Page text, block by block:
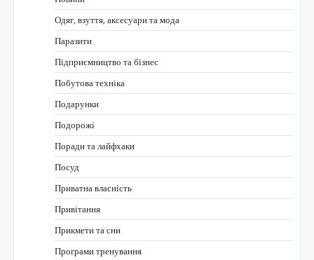
Одяг, взуття, аксесуари та мода
Паразити
Підприємництво та бізнес
Побутова техніка
Подарунки
Подорожі
Поради та лайфхаки
Посуд
Приватна власність
Привітання
Прикмети та сни
Програми тренування